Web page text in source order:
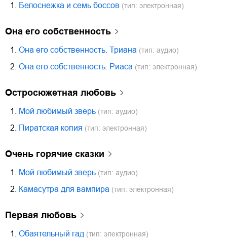
1. Белоснежка и семь боссов (тип: электронная)
Она его собственность
1. Она его собственность. Триана (тип: аудио)
2. Она его собственность. Риаса (тип: электронная)
Остросюжетная любовь
1. Мой любимый зверь (тип: аудио)
2. Пиратская копия (тип: электронная)
Очень горячие сказки
1. Мой любимый зверь (тип: аудио)
2. Камасутра для вампира (тип: электронная)
Первая любовь
1. Обаятельный гад (тип: электронная)